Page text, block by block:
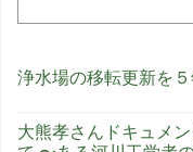
浄水場の移転更新を
大熊孝さんドキュメ